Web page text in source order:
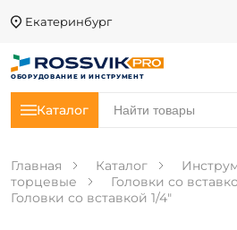
Екатеринбург
ОБОРУДОВАНИЕ И ИНСТРУМЕНТ
Каталог
Главная Каталог
торцевые
Головки со
Головки со вставкой 1/4"